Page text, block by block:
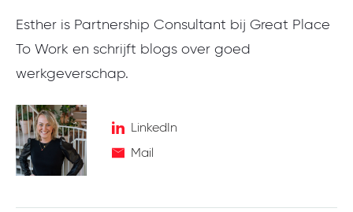
LinkedIn
Mail
Esther is Partnership Consultant bij Great Place
To Work en schrijft blogs over goed
werkgeverschap.